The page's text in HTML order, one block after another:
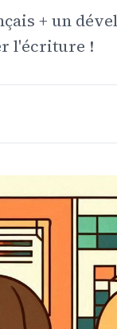
+ un
l'écriture !